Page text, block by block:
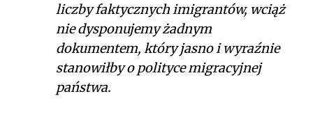
liczby faktycznych imigrantów, wciąż
nie dysponujemy żadnym
dokumentem, który jasno i wyraźnie
stanowiłby o polityce migracyjnej
państwa.